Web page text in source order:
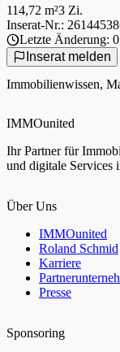
114,72 m²3 Zi.
Inserat-Nr.:
Letzte Änderung:
Inserat melden
Immobilienwissen,
IMMOunited
Ihr Partner für
und digitale Services
Über Uns
IMMOunited
Roland Schmid
Karriere
Presse
Sponsoring